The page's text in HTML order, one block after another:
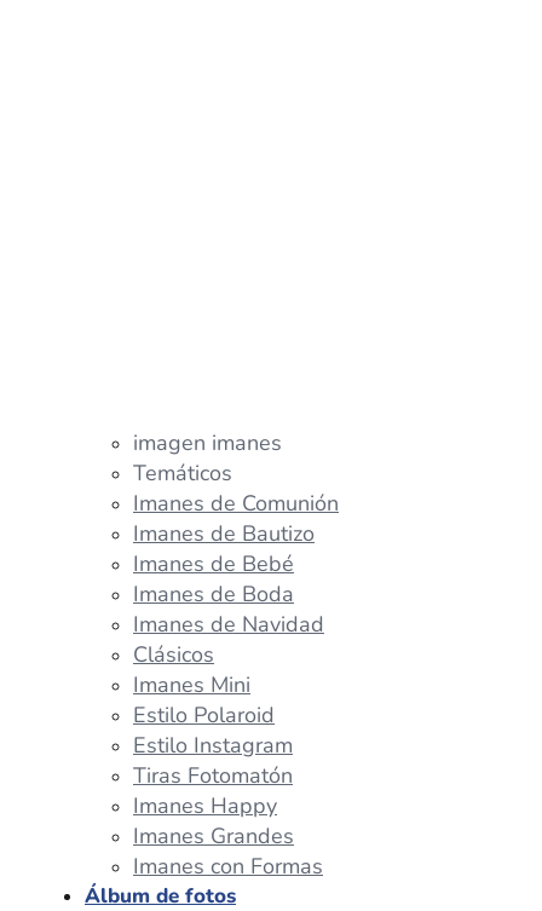
imagen imanes
Temáticos
Imanes de Comunión
Imanes de Bautizo
Imanes de Bebé
Imanes de Boda
Imanes de Navidad
Clásicos
Imanes Mini
Estilo Polaroid
Estilo Instagram
Tiras Fotomatón
Imanes Happy
Imanes Grandes
Imanes con Formas
Álbum de fotos